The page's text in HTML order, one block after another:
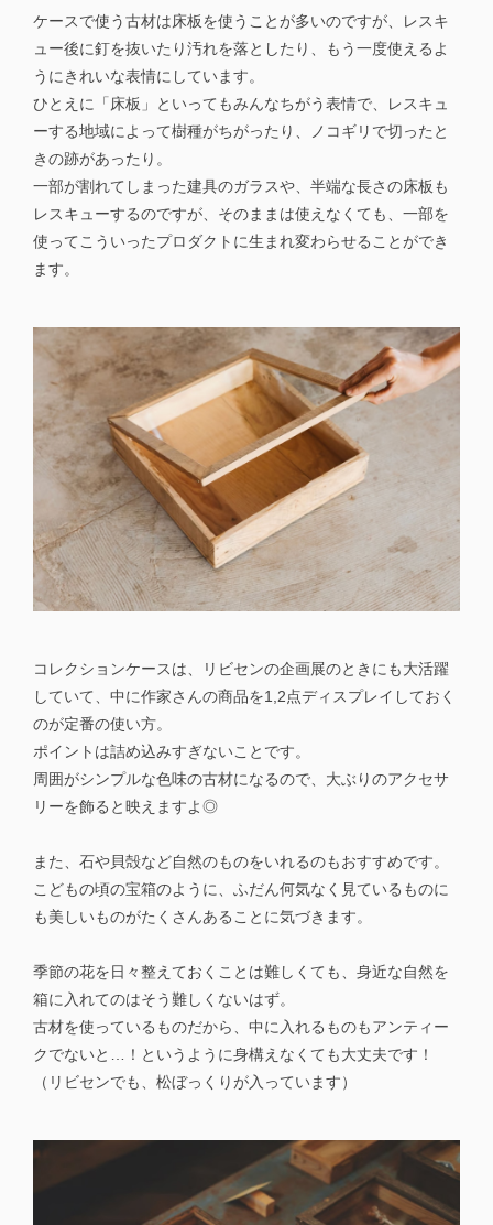
ケースで使う古材は床板を使うことが多いのですが、レスキ
ュー後に釘を抜いたり汚れを落としたり、もう一度使えるよ
うにきれいな表情にしています。
ひとえに「床板」といってもみんなちがう表情で、レスキュ
ーする地域によって樹種がちがったり、ノコギリで切ったと
きの跡があったり。
一部が割れてしまった建具のガラスや、半端な長さの床板も
レスキューするのですが、そのままは使えなくても、一部を
使ってこういったプロダクトに生まれ変わらせることができ
ます。
コレクションケースは、リビセンの企画展のときにも大活躍
していて、中に作家さんの商品を1,2点ディスプレイしておく
のが定番の使い方。
ポイントは詰め込みすぎないことです。
周囲がシンプルな色味の古材になるので、大ぶりのアクセサ
リーを飾ると映えますよ◎
また、石や貝殻など自然のものをいれるのもおすすめです。
こどもの頃の宝箱のように、ふだん何気なく見ているものに
も美しいものがたくさんあることに気づきます。
季節の花を日々整えておくことは難しくても、身近な自然を
箱に入れてのはそう難しくないはず。
古材を使っているものだから、中に入れるものもアンティー
クでないと…！というように身構えなくても大丈夫です！
（リビセンでも、松ぼっくりが入っています）